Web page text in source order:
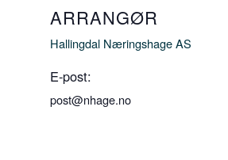
ARRANGØR
Hallingdal Næringshage AS
E-post:
post@nhage.no